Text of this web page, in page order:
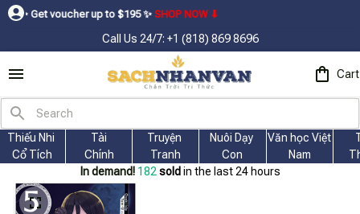
to $195ㅤ ✨ㅤSHOP NOW ⬇
Call Us 24/7: +1 (818) 869 8696
Cart
Thiếu Nhi
Cổ Tích
Tài
Chính
Truyện
Tranh
Nuôi Dạy
Con
Văn học Việt
Nam
In demand! 184 sold in the last 24 hours